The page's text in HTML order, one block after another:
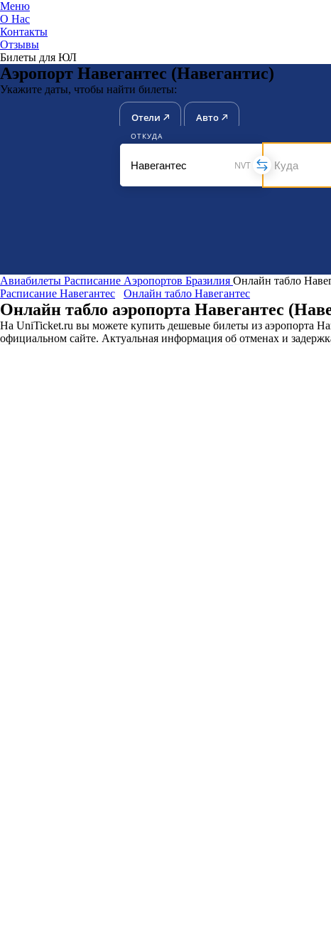
Меню
О Нас
Контакты
Отзывы
Билеты для ЮЛ
Аэропорт Навегантес (Навегантис)
Укажите даты, чтобы найти билеты:
Отели Авто
ОТКУДА
NVT
Авиабилеты Расписание Аэропортов Бразилия Онлайн табло
Расписание Навегантес
Онлайн табло Навегантес
Онлайн табло аэропорта Навегантес
На UniTicket.ru вы можете купить дешевые билеты из аэропорта
официальном сайте. Актуальная информация об отменах и